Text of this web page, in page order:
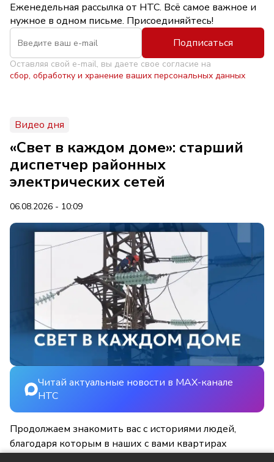
Еженедельная рассылка от НТС. Всё самое важное и
нужное в одном письме. Присоединяйтесь!
Подписаться
Оставляя свой e-mail, вы даете свое согласие на
сбор, обработку и хранение ваших персональных данных
Видео дня
«Свет в каждом доме»: старший
диспетчер районных
электрических сетей
06.08.2026 - 10:09
Читай актуальные новости в MAX-канале
НТС
Продолжаем знакомить вас с историями людей,
благодаря которым в наших с вами квартирах